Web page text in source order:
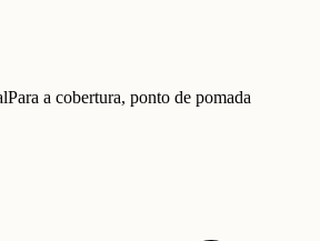
Para a cobertura, ponto de pomada